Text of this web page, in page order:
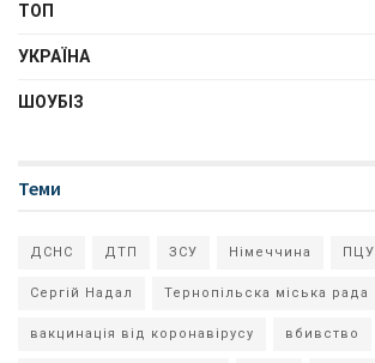
ТОП
УКРАЇНА
ШОУБІЗ
Теми
ДСНС ДТП ЗСУ Німеччина ПЦУ
Сергій Надал Тернопільска міська рада
вакцинація від коронавірусу вбивство